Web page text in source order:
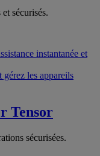
sécurisés.
instantanée et
gérez les appareils
Tensor
sécurisées.